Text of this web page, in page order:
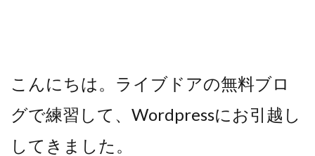
こんにちは。ライブドアの無料ブロ
グで練習して、Wordpressにお引越し
してきました。